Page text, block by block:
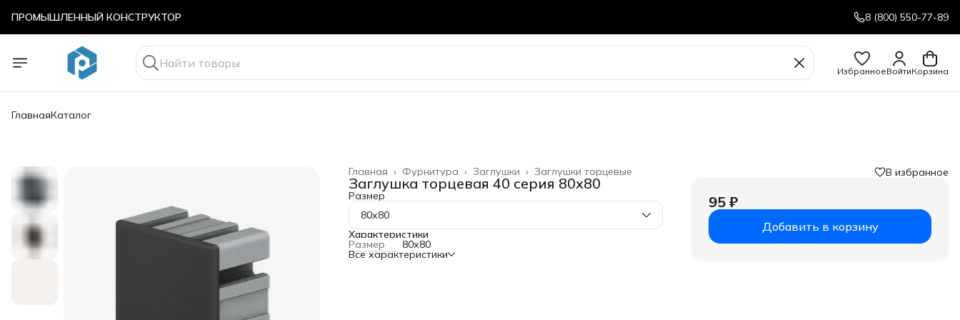
ПРОМЫШЛЕННЫЙ КОНСТРУКТОР
ПРОМЫШЛЕННЫЙ КОНСТРУКТОР
8 (800) 550-77-89
ИзбранноеВойтиКорзина
ГлавнаяКаталог
Заглушки торцевые
Заглушки ›
Фурнитура ›
Главная ›
Заглушка торцевая 40 серия 80х80
Размер
80х80
Характеристики
Размер 80х80
Все характеристики
В избранное
95 ₽
Добавить в корзину